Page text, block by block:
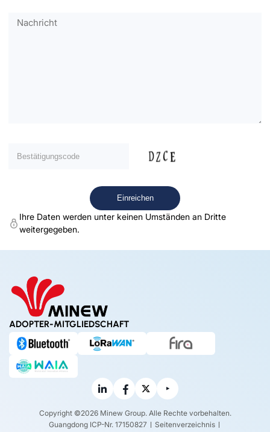
Ihre Daten werden unter keinen Umständen an Dritte
weitergegeben.
ADOPTER-MITGLIEDSCHAFT
Copyright ©2026 Minew Group. Alle Rechte vorbehalten.
Guangdong ICP-Nr. 17150827
Seitenverzeichnis